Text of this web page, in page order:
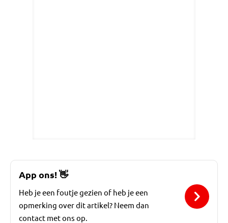
App ons!👋
Heb je een foutje gezien of heb je een
opmerking over dit artikel? Neem dan
contact met ons op.